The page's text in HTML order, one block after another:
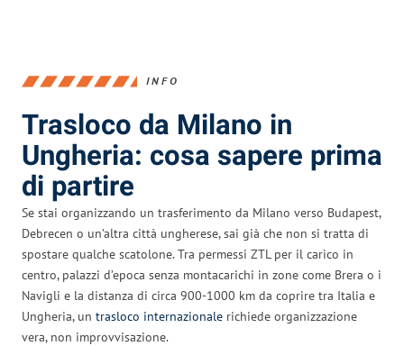
INFO
Trasloco da Milano in
Ungheria: cosa sapere prima
di partire
Se stai organizzando un trasferimento da Milano verso Budapest,
Debrecen o un’altra città ungherese, sai già che non si tratta di
spostare qualche scatolone. Tra permessi ZTL per il carico in
centro, palazzi d’epoca senza montacarichi in zone come Brera o i
Navigli e la distanza di circa 900-1000 km da coprire tra Italia e
Ungheria, un trasloco internazionale richiede organizzazione
vera, non improvvisazione.